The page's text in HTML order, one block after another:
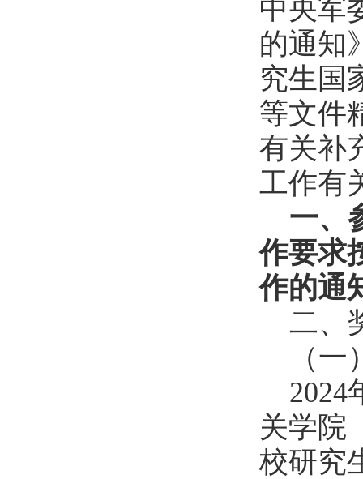
中央军
的通知
究生国
等文件
有关补
工作有
一、
作要求
作的通
二、
（
2024
关学院
校研究